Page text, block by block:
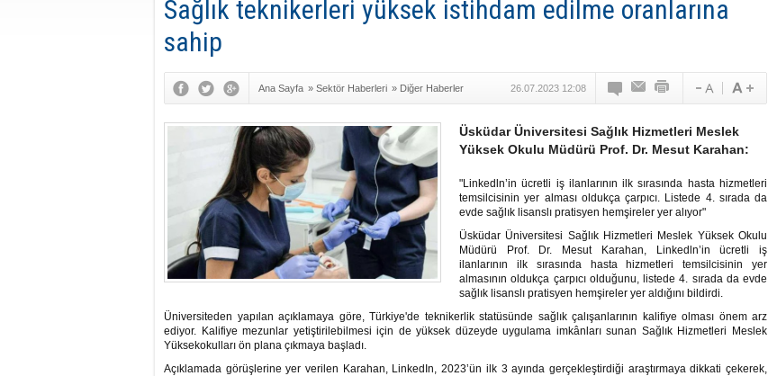
Sağlık teknikerleri yüksek istihdam edilme oranlarına
sahip
Ana Sayfa » Sektör Haberleri » Diğer Haberler 26.07.2023 12:08
Üsküdar Üniversitesi Sağlık Hizmetleri Meslek
Yüksek Okulu Müdürü Prof. Dr. Mesut Karahan:
"Linkedln’in ücretli iş ilanlarının ilk sırasında hasta hizmetleri
temsilcisinin yer alması oldukça çarpıcı. Listede 4. sırada da
evde sağlık lisanslı pratisyen hemşireler yer alıyor"
Üsküdar Üniversitesi Sağlık Hizmetleri Meslek Yüksek Okulu
Müdürü Prof. Dr. Mesut Karahan, Linkedln’in ücretli iş
ilanlarının ilk sırasında hasta hizmetleri temsilcisinin yer
almasının oldukça çarpıcı olduğunu, listede 4. sırada da evde
sağlık lisanslı pratisyen hemşireler yer aldığını bildirdi.
Üniversiteden yapılan açıklamaya göre, Türkiye'de teknikerlik statüsünde sağlık çalışanlarının kalifiye olması önem arz
ediyor. Kalifiye mezunlar yetiştirilebilmesi için de yüksek düzeyde uygulama imkânları sunan Sağlık Hizmetleri Meslek
Yüksekokulları ön plana çıkmaya başladı.
Açıklamada görüşlerine yer verilen Karahan, LinkedIn, 2023’ün ilk 3 ayında gerçekleştirdiği araştırmaya dikkati çekerek,